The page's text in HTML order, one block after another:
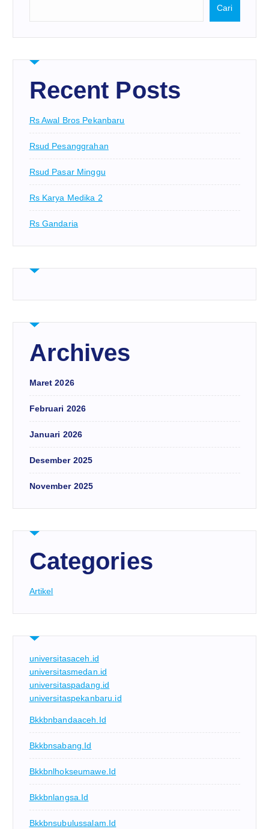
Cari
Recent Posts
Rs Awal Bros Pekanbaru
Rsud Pesanggrahan
Rsud Pasar Minggu
Rs Karya Medika 2
Rs Gandaria
Archives
Maret 2026
Februari 2026
Januari 2026
Desember 2025
November 2025
Categories
Artikel
universitasaceh.id
universitasmedan.id
universitaspadang.id
universitaspekanbaru.id
Bkkbnbandaaceh.id
Bkkbnsabang.id
Bkkbnlhokseumawe.id
Bkkbnlangsa.id
Bkkbnsubulussalam.id